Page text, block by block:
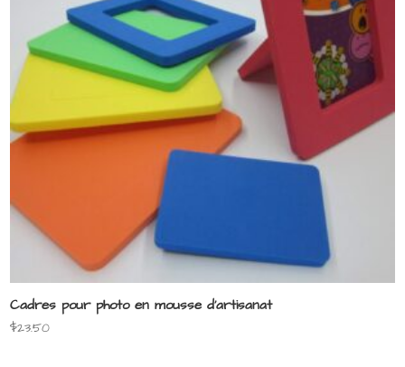
Cadres pour photo en mousse d’artisanat
$23.50